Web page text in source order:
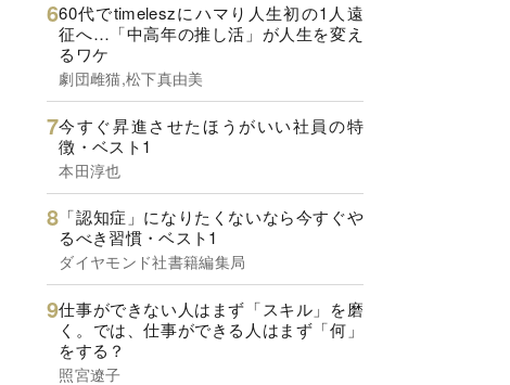
60代でtimeleszにハマり人生初の1人遠
征へ…「中高年の推し活」が人生を変え
るワケ
劇団雌猫,松下真由美
今すぐ昇進させたほうがいい社員の特
徴・ベスト1
本田淳也
「認知症」になりたくないなら今すぐや
るべき習慣・ベスト1
ダイヤモンド社書籍編集局
仕事ができない人はまず「スキル」を磨
く。では、仕事ができる人はまず「何」
をする？
照宮遼子